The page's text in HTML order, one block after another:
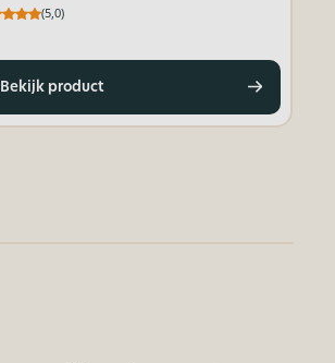
(5,0)
Bekijk product